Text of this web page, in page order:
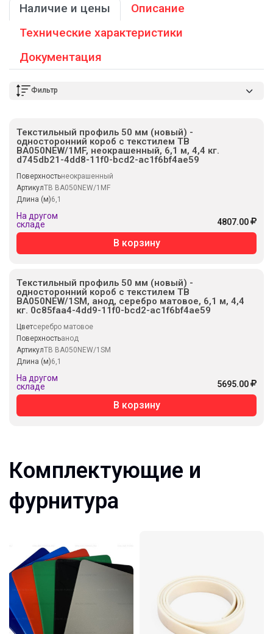
Наличие и цены
Описание
Технические характеристики
Документация
Фильтр
Текстильный профиль 50 мм (новый) -
односторонний короб с текстилем TB
BA050NEW/1MF, неокрашенный, 6,1 м, 4,4 кг.
d745db21-4dd8-11f0-bcd2-ac1f6bf4ae59
Поверхностьнеокрашенный
АртикулTB BA050NEW/1MF
Длина (м)6,1
На другом
складе
4807.00
В корзину
Текстильный профиль 50 мм (новый) -
односторонний короб с текстилем TB
BA050NEW/1SM, анод, серебро матовое, 6,1 м, 4,4
кг. 0c85faa4-4dd9-11f0-bcd2-ac1f6bf4ae59
Цветсеребро матовое
Поверхностьанод
АртикулTB BA050NEW/1SM
Длина (м)6,1
На другом
складе
5695.00
В корзину
Комплектующие и
фурнитура